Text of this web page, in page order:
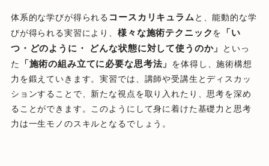
体系的な学びが得られる コースカリキュラムと、能動的な学
びが得られる実習により、 様々な施術テクニックを 「い
つ・どのように・ どんな状態に対して使うのか」 といっ
た 「施術の組み立てに必要な思考法」 を体得し、施術構想
力を鍛えていきます。実習では、講師や受講生とディスカッ
ションすることで、新たな視点を取り入れたり、思考を深め
ることができます。このようにして身に着けた基礎力と思考
力は一生モノのスキルとなるでしょう。